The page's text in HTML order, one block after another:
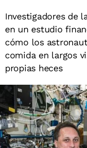
Investigadores de
en un estudio
cómo los
comida en largos
propias heces